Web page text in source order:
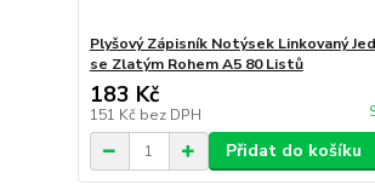
Plyšový Zápisník Notýsek Linkovaný
se Zlatým Rohem A5 80 Listů
183 Kč
151 Kč bez DPH
Přidat do košíku